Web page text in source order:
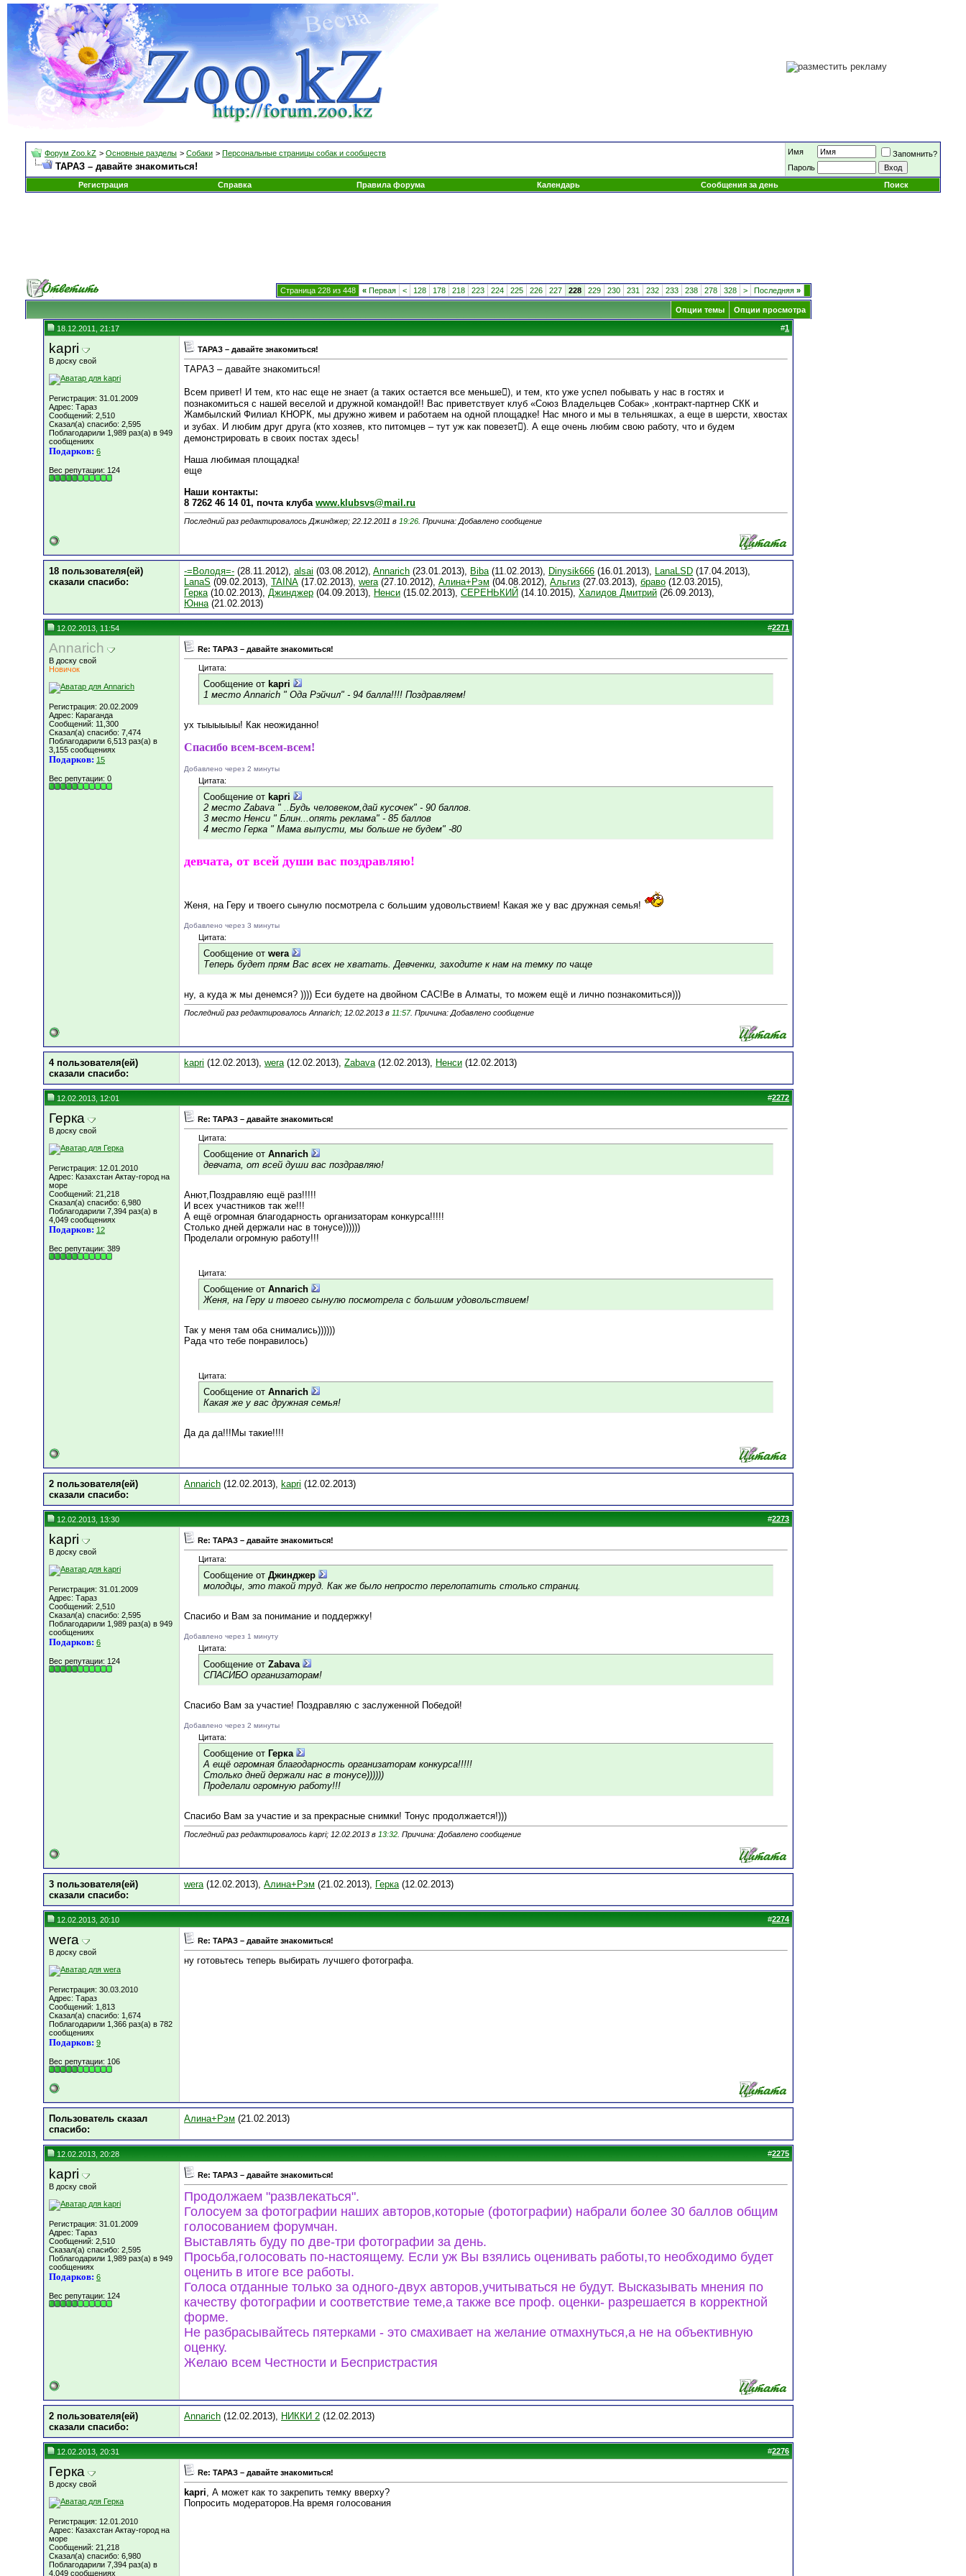
Форум Zoo.kZ > Основные разделы > Собаки > Персональные страницы собак и сообществ
ТАРАЗ – давайте знакомиться!
Имя
Запомнить?
Пароль
Регистрация
Справка Правила форума Календарь Сообщения за день Поиск
Страница 228 из 448 « Первая < 128 178 218 223 224 225 226 227 228 229 230 231 232 233 238 278 328 > Последняя »
Опции темы Опции просмотра
18.12.2011, 21:17 #1
kapri
В доску свой
Регистрация: 31.01.2009
Адрес: Тараз
Сообщений: 2,510
Сказал(а) спасибо: 2,595
Поблагодарили 1,989 раз(а) в 949
сообщениях
Подарков: 6
Вес репутации: 124
ТАРАЗ – давайте знакомиться!
ТАРАЗ – давайте знакомиться!
Всем привет! И тем, кто нас еще не знает (а таких остается все меньше), и тем, кто уже успел побывать у нас в гостях и
познакомиться с нашей веселой и дружной командой!! Вас приветствует клуб «Союз Владельцев Собак» ,контракт-партнер СКК и
Жамбылский Филиал КНОРК, мы дружно живем и работаем на одной площадке! Нас много и мы в тельняшках, а еще в шерсти, хвостах
и зубах. И любим друг друга (кто хозяев, кто питомцев – тут уж как повезет). А еще очень любим свою работу, что и будем
демонстрировать в своих постах здесь!
Наша любимая площадка!
еще
Наши контакты:
8 7262 46 14 01, почта клуба www.klubsvs@mail.ru
Последний раз редактировалось Джинджер; 22.12.2011 в 19:26 . Причина: Добавлено сообщение
18 пользователя(ей)
сказали cпасибо:
-=Володя=- (28.11.2012), alsai (03.08.2012), Annarich (23.01.2013), Biba(11.02.2013), Dinysik666 (16.01.2013), LanaLSD (17.04.2013),
LanaS (09.02.2013), TAINA (17.02.2013), wera(27.10.2012), Алина+Рэм (04.08.2012), Альгиз (27.03.2013), браво (12.03.2015),
Герка(10.02.2013), Джинджер (04.09.2013), Ненси (15.02.2013), СЕРЕНЬКИЙ (14.10.2015), Халидов Дмитрий (26.09.2013),
Юнна(21.02.2013)
12.02.2013, 11:54 #2271
Annarich
В доску свой
Новичок
Регистрация: 20.02.2009
Адрес: Караганда
Сообщений: 11,300
Сказал(а) спасибо: 7,474
Поблагодарили 6,513 раз(а) в
3,155 сообщениях
Подарков: 15
Вес репутации: 0
Re: ТАРАЗ – давайте знакомиться!
Цитата:
Сообщение от kapri
1 место Annarich " Ода Рэйчил" - 94 балла!!!! Поздравляем!
ух тыыыыыы! Как неожиданно!
Спасибо всем-всем-всем!
Добавлено через 2 минуты
Цитата:
Сообщение от kapri
2 место Zabava " ..Будь человеком,дай кусочек" - 90 баллов.
3 место Ненси " Блин...опять реклама" - 85 баллов
4 место Герка " Мама выпусти, мы больше не будем" -80
девчата, от всей души вас поздравляю!
Женя, на Геру и твоего сынулю посмотрела с большим удовольствием! Какая же у вас дружная семья!
Добавлено через 3 минуты
Цитата:
Сообщение от wera
Теперь будет прям Вас всех не хватать. Девченки, заходите к нам на темку по чаще
ну, а куда ж мы денемся? )))) Еси будете на двойном САС!Ве в Алматы, то можем ещё и лично познакомиться)))
Последний раз редактировалось Annarich; 12.02.2013 в 11:57. Причина: Добавлено сообщение
4 пользователя(ей)
сказали cпасибо:
kapri (12.02.2013), wera(12.02.2013), Zabava(12.02.2013), Ненси (12.02.2013)
12.02.2013, 12:01 #2272
Герка
В доску свой
Регистрация: 12.01.2010
Адрес: Казахстан Актау-город на
море
Сообщений: 21,218
Сказал(а) спасибо: 6,980
Поблагодарили 7,394 раз(а) в
4,049 сообщениях
Подарков: 12
Вес репутации: 389
Re: ТАРАЗ – давайте знакомиться!
Цитата:
Сообщение от Annarich
девчата, от всей души вас поздравляю!
Анют,Поздравляю ещё раз!!!!!
И всех участников так же!!!
А ещё огромная благодарность организаторам конкурса!!!!!
Столько дней держали нас в тонусе))))))
Проделали огромную работу!!!
Цитата:
Сообщение от Annarich
Женя, на Геру и твоего сынулю посмотрела с большим удовольствием!
Так у меня там оба снимались))))))
Рада что тебе понравилось)
Цитата:
Сообщение от Annarich
Какая же у вас дружная семья!
Да да да!!!Мы такие!!!!
2 пользователя(ей)
сказали cпасибо:
Annarich (12.02.2013), kapri (12.02.2013)
12.02.2013, 13:30 #2273
kapri
В доску свой
Регистрация: 31.01.2009
Адрес: Тараз
Сообщений: 2,510
Сказал(а) спасибо: 2,595
Поблагодарили 1,989 раз(а) в 949
сообщениях
Подарков: 6
Вес репутации: 124
Re: ТАРАЗ – давайте знакомиться!
Цитата:
Сообщение от Джинджер
молодцы, это такой труд. Как же было непросто перелопатить столько страниц.
Спасибо и Вам за понимание и поддержку!
Добавлено через 1 минуту
Цитата:
Сообщение от Zabava
СПАСИБО организаторам!
Спасибо Вам за участие! Поздравляю с заслуженной Победой!
Добавлено через 2 минуты
Цитата:
Сообщение от Герка
А ещё огромная благодарность организаторам конкурса!!!!!
Столько дней держали нас в тонусе))))))
Проделали огромную работу!!!
Спасибо Вам за участие и за прекрасные снимки! Тонус продолжается!)))
Последний раз редактировалось kapri; 12.02.2013 в 13:32 . Причина: Добавлено сообщение
3 пользователя(ей)
сказали cпасибо:
wera(12.02.2013), Алина+Рэм (21.02.2013), Герка(12.02.2013)
12.02.2013, 20:10 #2274
wera
В доску свой
Регистрация: 30.03.2010
Адрес: Тараз
Сообщений: 1,813
Сказал(а) спасибо: 1,674
Поблагодарили 1,366 раз(а) в 782
сообщениях
Подарков: 9
Вес репутации: 106
Re: ТАРАЗ – давайте знакомиться!
ну готовьтесь теперь выбирать лучшего фотографа.
Пользователь сказал
cпасибо:
Алина+Рэм (21.02.2013)
12.02.2013, 20:28 #2275
kapri
В доску свой
Регистрация: 31.01.2009
Адрес: Тараз
Сообщений: 2,510
Сказал(а) спасибо: 2,595
Поблагодарили 1,989 раз(а) в 949
сообщениях
Подарков: 6
Вес репутации: 124
Re: ТАРАЗ – давайте знакомиться!
Продолжаем "развлекаться".
Голосуем за фотографии наших авторов,которые (фотографии) набрали более 30 баллов общим
голосованием форумчан.
Выставлять буду по две-три фотографии за день.
Просьба,голосовать по-настоящему. Если уж Вы взялись оценивать работы,то необходимо будет
оценить в итоге все работы.
Голоса отданные только за одного-двух авторов,учитываться не будут. Высказывать мнения по
качеству фотографии и соответствие теме,а также все проф. оценки- разрешается в корректной
форме.
Не разбрасывайтесь пятерками - это смахивает на желание отмахнуться,а не на объективную
оценку.
Желаю всем Честности и Беспристрастия
2 пользователя(ей)
сказали cпасибо:
Annarich (12.02.2013), НИККИ 2 (12.02.2013)
12.02.2013, 20:31 #2276
Герка
В доску свой
Регистрация: 12.01.2010
Адрес: Казахстан Актау-город на
море
Сообщений: 21,218
Сказал(а) спасибо: 6,980
Поблагодарили 7,394 раз(а) в
4,049 сообщениях
Re: ТАРАЗ – давайте знакомиться!
kapri, А может как то закрепить темку вверху?
Попросить модераторов.На время голосования